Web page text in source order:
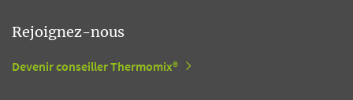
Rejoignez-nous
Devenir conseiller Thermomix®